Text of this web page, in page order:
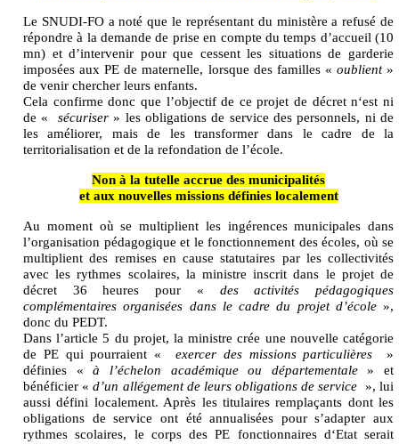
Le SNUDI-FO a noté que le représentant du ministère a refusé de
répondre à la demande de prise en compte du temps d’accueil (10
mn) et d’intervenir pour que cessent les situations de garderie
imposées aux PE de maternelle, lorsque des familles « oublient»
de venir chercher leurs enfants.
Cela confirme donc que l’objectif de ce projet de décret n‘est ni
de «
sécuriser » les obligations de service des personnels, ni de
les améliorer, mais de les transformer dans le cadre de la
territorialisation et de la refondation de l’école.
Non à la tutelle accrue des municipalités
et aux nouvelles missions définies localement
Au moment où se multiplient les ingérences municipales dans
l’organisation pédagogique et le fonctionnement des écoles, où se
multiplient des remises en cause statutaires par les collectivités
avec les rythmes scolaires, la ministre inscrit dans le projet de
décret 36 heures pour « des activités pédagogiques
complémentaires organisées dans le cadre du projet d’école»,
donc du PEDT.
Dans l’article 5 du projet, la ministre crée une nouvelle catégorie
de PE qui pourraient «
exercer des missions particulières
»
définies «à l’échelon académique ou départementale» et
bénéficier «d’un allégement de leurs obligations de service », lui
aussi défini localement. Après les titulaires remplaçants dont les
obligations de service ont été annualisées pour s’adapter aux
rythmes scolaires, le corps des PE fonctionnaires d‘Etat serait